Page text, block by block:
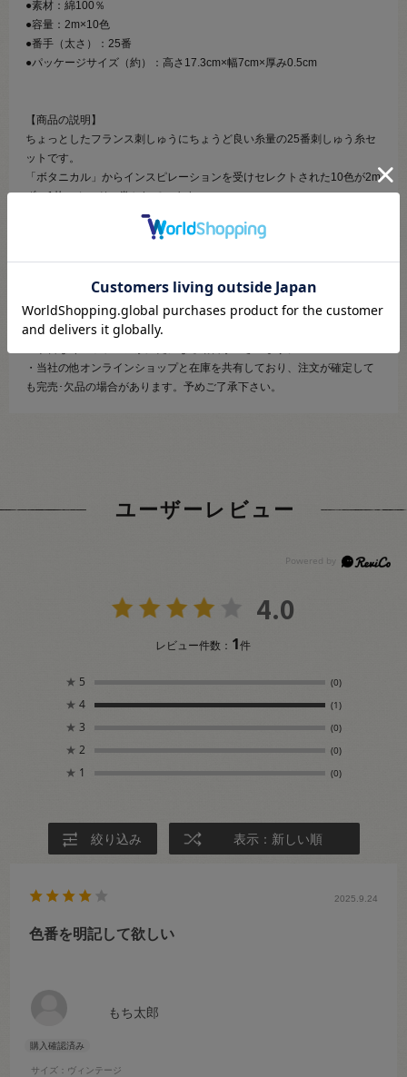
●素材：綿100％
●容量：2m×10色
●番手（太さ）：25番
●パッケージサイズ（約）：高さ17.3cm×幅7cm×厚み0.5cm
【商品の説明】
ちょっとしたフランス刺しゅうにちょうど良い糸量の25番刺しゅう糸セ
ットです。
「ボタニカル」からインスピレーションを受けセレクトされた10色が2m
ずつ1枚のカードに巻かれています。
少しずつの量で色数豊富な刺しゅう糸が欲しい方へおすすめです。
・表示価格は1パックの価格です。
・ご覧になるディスプレイ環境などにより、商品画像と実物の色味が異
なる場合があります。
・当社の他オンラインショップと在庫を共有しており、注文が確定して
も完売･欠品の場合があります。予めご了承下さい。
ユーザーレビュー
4.0
レビュー件数： 1件
★ 5 (0)
★ 4 (1)
★ 3 (0)
★ 2 (0)
★ 1 (0)
絞り込み 表示：新しい順
もち太郎
サイズ：ヴィンテージ
2025.9.24
色番を明記して欲しい